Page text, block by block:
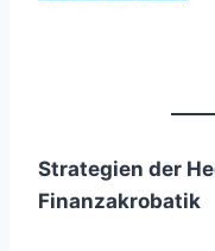
Strategien der
Finanzakrobatik